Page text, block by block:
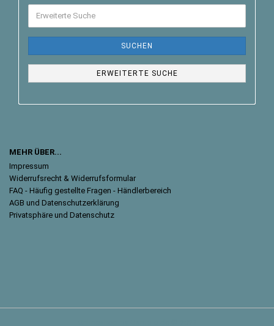
SUCHEN
ERWEITERTE SUCHE
MEHR ÜBER...
Impressum
Widerrufsrecht & Widerrufsformular
FAQ - Häufig gestellte Fragen - Händlerbereich
AGB und Datenschutzerklärung
Privatsphäre und Datenschutz